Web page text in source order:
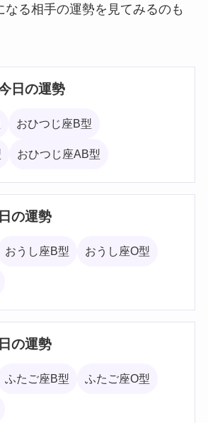
なる相手の運勢を見てみるのも
日の運勢
おひつじ座B型
おひつじ座AB型
の運勢
おうし座B型 おうし座O型
の運勢
ふたご座B型 ふたご座O型